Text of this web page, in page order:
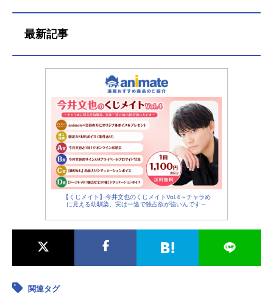
最新記事
【くじメイト】今井文也のくじメイトVol.4～チャラめ
に見える幼馴染、実は一途で独占欲が強いんです～
関連タグ